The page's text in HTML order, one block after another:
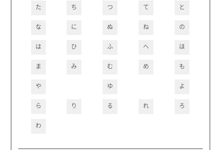
た ち つ て と
な に ぬ ね の
は ひ ふ へ ほ
ま み む め も
や ゆ よ
ら り る れ ろ
わ